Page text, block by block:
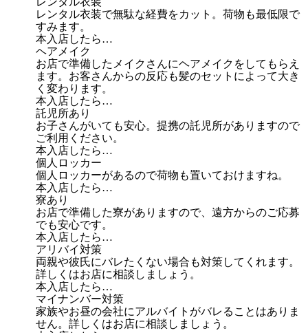
レンタル衣装で無駄な経費をカット。荷物も最低限で
すみます。
本入店したら…
ヘアメイク
お店で準備したメイクさんにヘアメイクをしてもらえ
ます。お客さんからの反応も髪のセットによって大き
く変わります。
本入店したら…
託児所あり
お子さんがいても安心。提携の託児所がありますので
ご利用ください。
本入店したら…
個人ロッカー
個人ロッカーがあるので荷物も置いておけますね。
本入店したら…
寮あり
お店で準備した寮がありますので、遠方からのご応募
でも安心です。
本入店したら…
アリバイ対策
両親や彼氏にバレたくない場合も対策してくれます。
詳しくはお店に相談しましょう。
本入店したら…
マイナンバー対策
家族やお昼の会社にアルバイトがバレることはありま
せん。詳しくはお店に相談しましょう。